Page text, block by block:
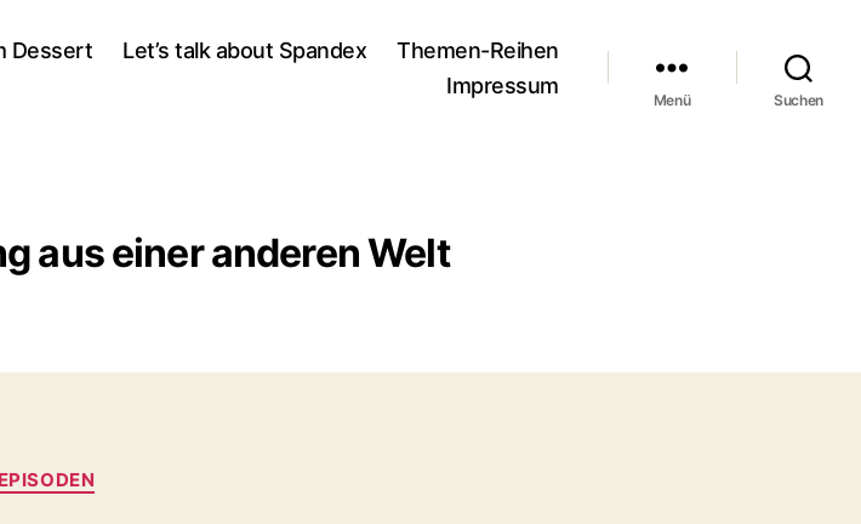
Dessert Let’s talk about Spandex
Themen-Reihen
Impressum
Menü Suchen
aus einer anderen Welt
Kategorien
EPISODEN